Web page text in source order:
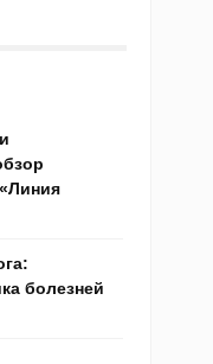
болезней